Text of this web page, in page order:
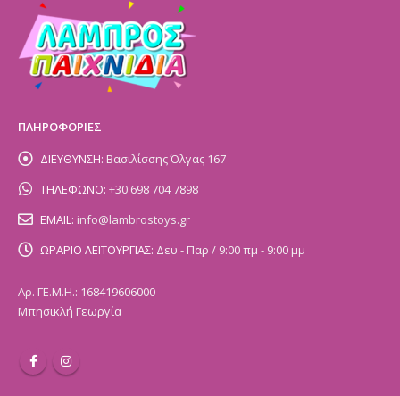
ΠΛΗΡΟΦΟΡΙΕΣ
ΔΙΕΥΘΥΝΣΗ: Βασιλίσσης Όλγας 167
ΤΗΛΕΦΩΝΟ: +30 698 704 7898
EMAIL: info@lambrostoys.gr
ΩΡΑΡΙΟ ΛΕΙΤΟΥΡΓΙΑΣ: Δευ - Παρ / 9:00 πμ - 9:00 μμ
Αρ. ΓΕ.Μ.Η.: 168419606000
Μπησικλή Γεωργία